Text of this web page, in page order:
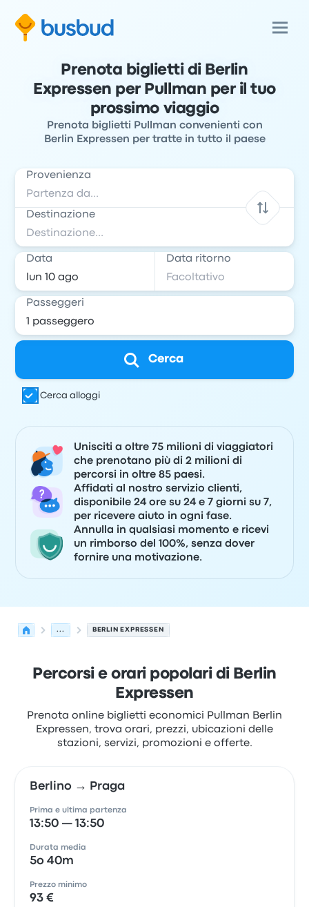
Prenota biglietti di Berlin
Expressen per Pullman per il tuo
prossimo viaggio
Prenota biglietti Pullman convenienti con
Berlin Expressen per tratte in tutto il paese
Provenienza
Destinazione
Data Data ritorno
Passeggeri
Cerca
Cerca alloggi
Unisciti a oltre 75 milioni di viaggiatori
che prenotano più di 2 milioni di
percorsi in oltre 85 paesi.
Affidati al nostro servizio clienti,
disponibile 24 ore su 24 e 7 giorni su 7,
per ricevere aiuto in ogni fase.
Annulla in qualsiasi momento e ricevi
un rimborso del 100%, senza dover
fornire una motivazione.
... BERLIN EXPRESSEN
Percorsi e orari popolari di Berlin
Expressen
Prenota online biglietti economici Pullman Berlin
Expressen, trova orari, prezzi, ubicazioni delle
stazioni, servizi, promozioni e offerte.
Berlino → Praga
Prima e ultima partenza
13:50 — 13:50
Durata media
5o 40m
Prezzo minimo
93 €